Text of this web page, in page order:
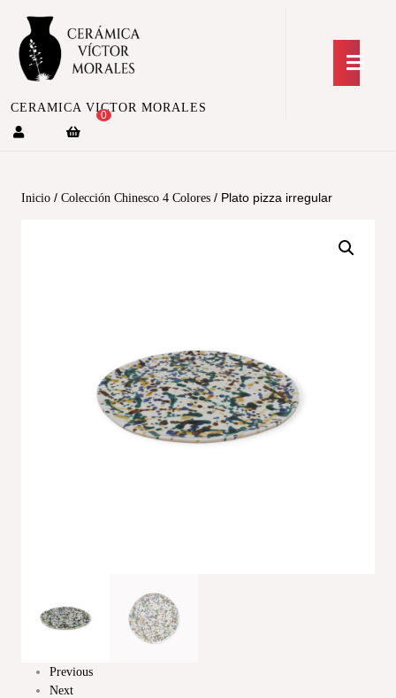
CERAMICA VICTOR MORALES
0
Inicio / Colección Chinesco 4 Colores / Plato pizza irregular
Previous
Next